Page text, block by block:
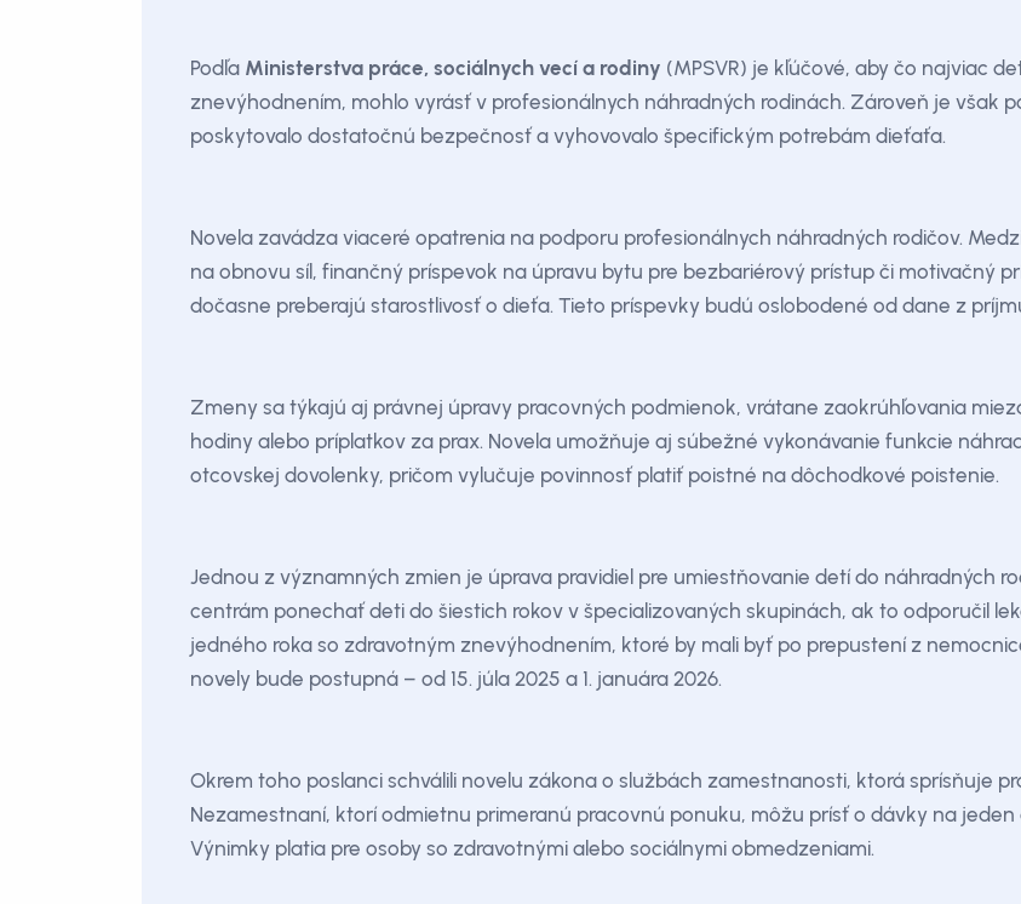
Podľa Ministerstva práce, sociálnych vecí a rodiny (MPSVR) je kľúčové, aby čo najviac
znevýhodnením, mohlo vyrásť v profesionálnych náhradných rodinách. Zároveň je však
poskytovalo dostatočnú bezpečnosť a vyhovovalo špecifickým potrebám dieťaťa.
Novela zavádza viaceré opatrenia na podporu profesionálnych náhradných rodičov.
na obnovu síl, finančný príspevok na úpravu bytu pre bezbariérový prístup či motivačný
dočasne preberajú starostlivosť o dieťa. Tieto príspevky budú oslobodené od dane z
Zmeny sa týkajú aj právnej úpravy pracovných podmienok, vrátane zaokrúhľovania
hodiny alebo príplatkov za prax. Novela umožňuje aj súbežné vykonávanie funkcie
otcovskej dovolenky, pričom vylučuje povinnosť platiť poistné na dôchodkové poistenie.
Jednou z významných zmien je úprava pravidiel pre umiestňovanie detí do náhradných
centrám ponechať deti do šiestich rokov v špecializovaných skupinách, ak to odporučil
jedného roka so zdravotným znevýhodnením, ktoré by mali byť po prepustení z
novely bude postupná – od 15. júla 2025 a 1. januára 2026.
Okrem toho poslanci schválili novelu zákona o službách zamestnanosti, ktorá sprísňuje
Nezamestnaní, ktorí odmietnu primeranú pracovnú ponuku, môžu prísť o dávky na
Výnimky platia pre osoby so zdravotnými alebo sociálnymi obmedzeniami.